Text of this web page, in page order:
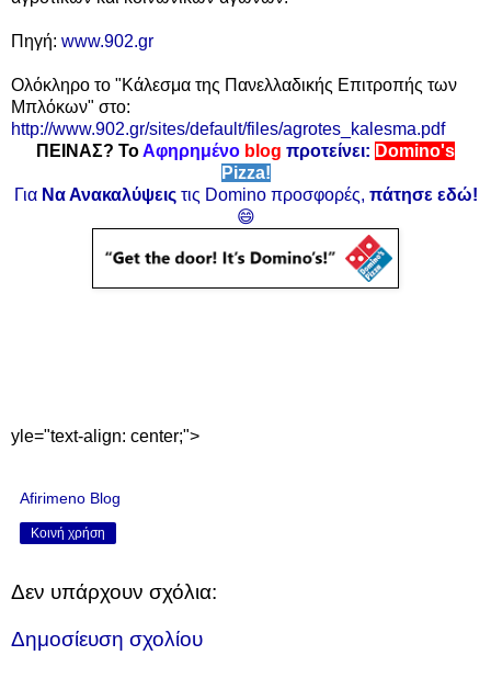
Πηγή: www.902.gr
Ολόκληρο το "Κάλεσμα της Πανελλαδικής Επιτροπής των
Μπλόκων" στο:
http://www.902.gr/sites/default/files/agrotes_kalesma.pdf
ΠΕΙΝΑΣ? ΤοΑφηρημένο blog προτείνει: Domino's
Pizza!
Για Να Ανακαλύψειςτις Domino προσφορές, πάτησε εδώ!
😄
yle="text-align: center;">
Afirimeno Blog
Κοινή χρήση
Δεν υπάρχουν σχόλια:
Δημοσίευση σχολίου